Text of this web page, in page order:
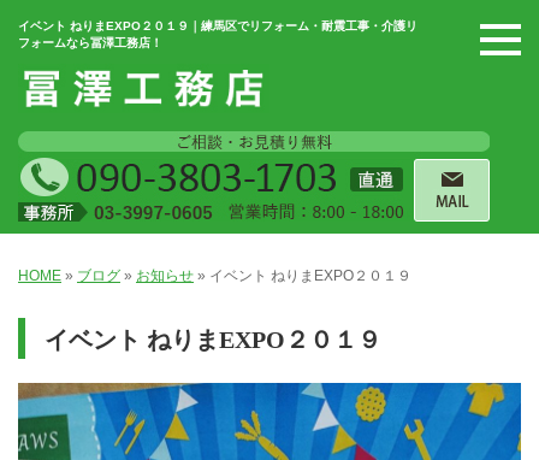
イベント ねりまEXPO２０１９｜練馬区でリフォーム・耐震工事・介護リ
フォームなら冨澤工務店！
HOME » ブログ » お知らせ » イベント ねりまEXPO２０１９
イベント ねりまEXPO２０１９